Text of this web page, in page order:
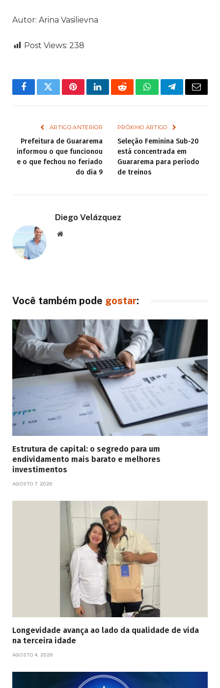
Autor: Arina Vasilievna
Post Views: 238
FacebookTwitterPinterestLinkedInRedditWhatsAppTelegramEmail
ARTIGO ANTERIOR
Prefeitura de Guararema
informou o que funcionou
e o que fechou no feriado
do dia 9
PRÓXIMO ARTIGO
Seleção Feminina Sub-20
está concentrada em
Guararema para período
de treinos
Diego Velázquez
Website
Você também pode gostar:
Estrutura de capital: o segredo para um
endividamento mais barato e melhores
investimentos
AGOSTO 7, 2026
Longevidade avança ao lado da qualidade de vida
na terceira idade
AGOSTO 4, 2026